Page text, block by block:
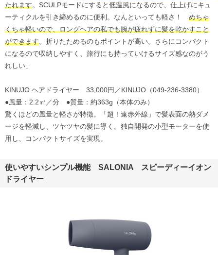
たれます。SCULPモードにすると低温風になるので、仕上げにキュ
ーティクルを引き締めるのに便利。なんといっても軽さ！ めちゃ
くちゃ軽いので、ロングヘアの私でも腕が疲れずに髪を乾かすこと
ができます。折りたためるのもポイントが高い。さらにコンパクト
になるので収納しやすく、旅行にも持っていけるサイズ感なのがう
れしい」
KINUJO ヘアドライヤー 33,000円／KINUJO（049‐236‐3380）
●風量：2.2㎥／分 ●質量：約363g（本体のみ）
驚くほどの風量と軽さが特徴。「超！遠赤外線」で髪表面の熱ダメ
ージを軽減し、ツヤツヤの髪に導く。独自開発の小型モーターを使
用し、コンパクトサイズを実現。
使いやすいシンプル機能 SALONIA スピーディーイオン
ドライヤー